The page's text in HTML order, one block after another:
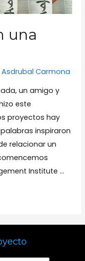
una
Asdrubal Carmona
un amigo y
este
proyectos hay
inspiraron
relacionar un
Institute …